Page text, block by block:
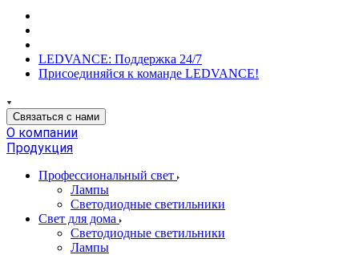
LEDVANCE: Поддержка 24/7
Присоединяйся к команде LEDVANCE!
Связаться с нами
О компании
Продукция
Профессиональный свет
Лампы
Светодиодные светильники
Свет для дома
Светодиодные светильники
Лампы